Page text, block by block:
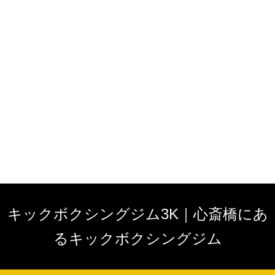
キックボクシングジム3K｜心斎橋にあ
るキックボクシングジム